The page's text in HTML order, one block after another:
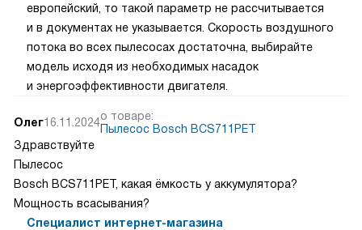
европейский, то такой параметр не рассчитывается
и в документах не указывается. Скорость воздушного
потока во всех пылесосах достаточна, выбирайте
модель исходя из необходимых насадок
и энергоэффективности двигателя.
Олег16.11.2024о товаре:
Пылесос Bosch BCS711PET
Здравствуйте
Пылесос
Bosch BCS711PET, какая ёмкость у аккумулятора?
Мощность всасывания?
Специалист интернет-магазина